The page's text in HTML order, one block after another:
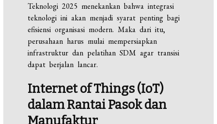
Teknologi 2025 menekankan bahwa integrasi
teknologi ini akan menjadi syarat penting bagi
efisiensi organisasi modern. Maka dari itu,
perusahaan harus mulai mempersiapkan
infrastruktur dan pelatihan SDM agar transisi
dapat berjalan lancar.
Internet of Things (IoT)
dalam Rantai Pasok dan
Manufaktur